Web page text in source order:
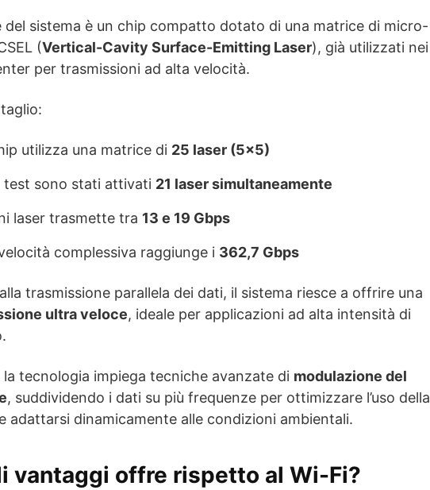
del sistema è un chip compatto dotato di una matrice di micro-
(Vertical-Cavity Surface-Emitting Laser), già utilizzati nei
per trasmissioni ad alta velocità.
utilizza una matrice di 25 laser (5×5)
test sono stati attivati 21 laser simultaneamente
laser trasmette tra 13 e 19 Gbps
complessiva raggiunge i 362,7 Gbps
trasmissione parallela dei dati, il sistema riesce a offrire una
ultra veloce, ideale per applicazioni ad alta intensità di
tecnologia impiega tecniche avanzate di modulazione del
, suddividendo i dati su più frequenze per ottimizzare l’uso della
adattarsi dinamicamente alle condizioni ambientali.
vantaggi offre rispetto al Wi-Fi?